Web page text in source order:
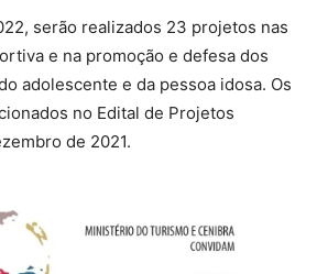
serão realizados 23 projetos nas
e na promoção e defesa dos
adolescente e da pessoa idosa. Os
no Edital de Projetos
de 2021.